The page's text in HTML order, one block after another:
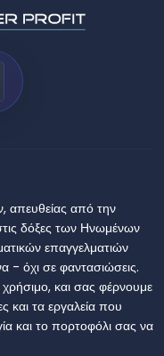
απευθείας από την
δόξες των Ηνωμένων
επαγγελματιών
- όχι σε φαντασιώσεις.
και σας φέρνουμε
και τα εργαλεία που
και το πορτοφόλι σας να